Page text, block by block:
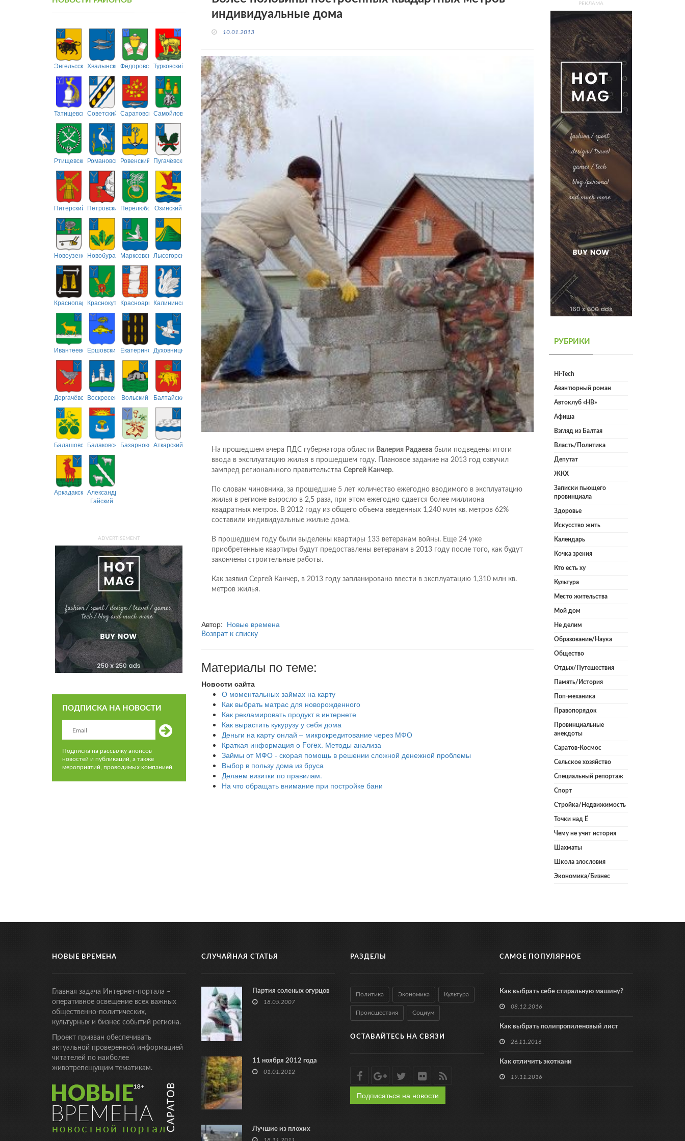
ЭнгельсскийХвалынскийФёдоровскийТурковский
ТатищевскийСоветский СаратовскийСамойловский
РтищевскийРомановскийРовенский Пугачёвский
Питерский ПетровскийПерелюбскийОзинский
НовоузенскийНовобурасскийМарксовскийЛысогорский
Краснопартизанский
КраснокутскийКрасноармейский
Калининский
ИвантеевскийЕршовский ЕкатериновскийДуховницкий
ДергачёвскийВоскресенскийВольский Балтайский
БалашовскийБалаковскийБазарнокарабулакский
Аткарский
АркадакскийАлександрово-
Гайский
ADVERTISEMENT
ПОДПИСКА НА НОВОСТИ
Подписка на рассылку анонсов
новостей и публикаций, а также
мероприятий, проводимых компанией.
индивидуальные дома
10.01.2013
На прошедшем вчера ПДС губернатора области Валерия Радаевабыли подведены итоги
ввода в эксплуатацию жилья в прошедшем году. Плановое задание на 2013 год озвучил
зампред регионального правительства Сергей Канчер.
По словам чиновника, за прошедшие 5 лет количество ежегодно вводимого в эксплуатацию
жилья в регионе выросло в 2,5 раза, при этом ежегодно сдается более миллиона
квадратных метров. В 2012 году из общего объема введенных 1,240 млн кв. метров 62%
составили индивидуальные жилые дома.
В прошедшем году были выделены квартиры 133 ветеранам войны. Еще 24 уже
приобретенные квартиры будут предоставлены ветеранам в 2013 году после того, как будут
закончены строительные работы.
Как заявил Сергей Канчер, в 2013 году запланировано ввести в эксплуатацию 1,310 млн кв.
метров жилья.
Автор: Новые времена
Возврат к списку
Материалы по теме:
Новости сайта
О моментальных займах на карту
Как выбрать матрас для новорожденного
Как рекламировать продукт в интернете
Как вырастить кукурузу у себя дома
Деньги на карту онлай – микрокредитование через МФО
Краткая информация о Forex. Методы анализа
Займы от МФО - скорая помощь в решении сложной денежной проблемы
Выбор в пользу дома из бруса
Делаем визитки по правилам.
На что обращать внимание при постройке бани
РЕКЛАМА
РУБРИКИ
Hi-Tech
Авантюрный роман
Автоклуб «НВ»
Афиша
Взгляд из Балтая
Власть/Политика
Депутат
ЖКХ
Записки пьющего
провинциала
Здоровье
Искусство жить
Календарь
Кочка зрения
Кто есть ху
Культура
Место жительства
Мой дом
Не делим
Образование/Наука
Общество
Отдых/Путешествия
Память/История
Поп-механика
Правопорядок
Провинциальные
анекдоты
Саратов-Космос
Сельское хозяйство
Специальный репортаж
Спорт
Стройка/Недвижимость
Точки над Ё
Чему не учит история
Шахматы
Школа злословия
Экономика/Бизнес
НОВЫЕ ВРЕМЕНА
Главная задача Интернет-портала –
оперативное освещение всех важных
общественно-политических,
культурных и бизнес событий региона.
Проект призван обеспечивать
актуальной проверенной информацией
читателей по наиболее
животрепещущим тематикам.
СЛУЧАЙНАЯ СТАТЬЯ
Партия соленых огурцов
18.05.2007
11 ноября 2012 года
01.01.2012
Лучшие из плохих
РАЗДЕЛЫ
Политика Экономика Культура
Происшествия Социум
ОСТАВАЙТЕСЬ НА СВЯЗИ
Подписаться на новости
САМОЕ ПОПУЛЯРНОЕ
Как выбрать себе стиральную машину?
08.12.2016
Как выбрать полипропиленовый лист
26.11.2016
Как отличить экоткани
19.11.2016